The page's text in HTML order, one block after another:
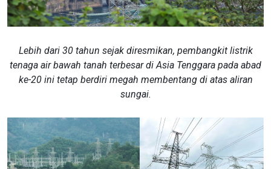
​​​​​​Lebih dari 30 tahun sejak diresmikan, pembangkit listrik
tenaga air bawah tanah terbesar di Asia Tenggara pada abad
ke-20 ini tetap berdiri megah membentang di atas aliran
sungai.